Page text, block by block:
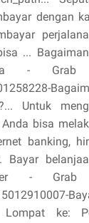
dengan
...
- Grab
Untuk
bisa
banking,
Bayar
- Grab
Lompat ke: